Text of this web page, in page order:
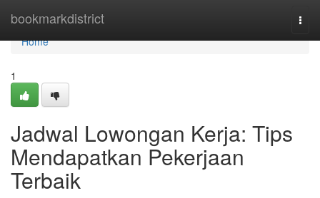
bookmarkdistrict
Home
Home
1
Jadwal Lowongan Kerja: Tips
Mendapatkan Pekerjaan
Terbaik